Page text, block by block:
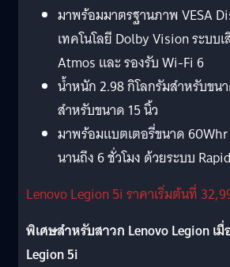
มาพร้อมมาตรฐานภาพ VESA
เทคโนโลยี Dolby Vision ระบ
Atmos และ รองรับ Wi-Fi 6
น้ำหนัก 2.98 กิโลกรัมสำหรับขน
สำหรับขนาด 15 นิ้ว
มาพร้อมแบตเตอรี่ขนาด
นานถึง 6 ชั่วโมง ด้วยระบบ
Lenovo Legion 5i ราคาเริ่มต้นที่
พิเศษสำหรับสาวก Lenovo Legion เ
Legion 5i